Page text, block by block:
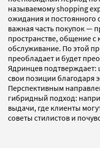
называемому shopping
ожидания и
важная часть покупок —
пространстве, общение с
обслуживание. По этой
преобладает и будет
Ядринцев подтверждает:
свои позиции благодаря
Перспективным
гибридный подход:
выдачи, где клиенты
советы стилистов и